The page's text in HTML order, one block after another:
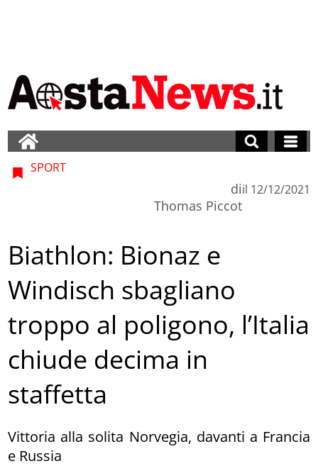
SPORT
di
Thomas Piccot
il 12/12/2021
Biathlon: Bionaz e
Windisch sbagliano
troppo al poligono, l’Italia
chiude decima in
staffetta
Vittoria alla solita Norvegia, davanti a Francia
e Russia